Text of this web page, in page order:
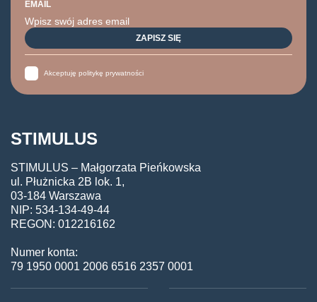
EMAIL
Akceptuję politykę prywatności
STIMULUS
STIMULUS – Małgorzata Pieńkowska
ul. Płużnicka 2B lok. 1,
03-184 Warszawa
NIP: 534-134-49-44
REGON: 012216162
Numer konta:
79 1950 0001 2006 6516 2357 0001